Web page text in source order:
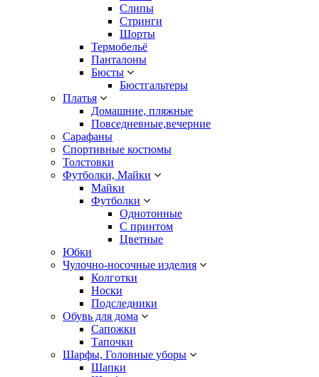
Слипы
Стринги
Шорты
Термобельё
Панталоны
Бюсты
Бюстгальтеры
Платья
Домашние, пляжные
Повседневные,вечерние
Сарафаны
Спортивные костюмы
Толстовки
Футболки, Майки
Майки
Футболки
Однотонные
С принтом
Цветные
Юбки
Чулочно-носочные изделия
Колготки
Носки
Подследники
Обувь для дома
Сапожки
Тапочки
Шарфы, Головные уборы
Шапки